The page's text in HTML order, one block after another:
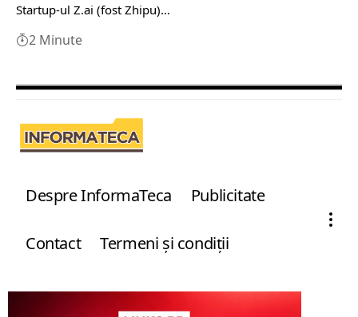
Startup-ul Z.ai (fost Zhipu)…
2 Minute
Despre InformaTeca Publicitate
Contact Termeni şi condiţii